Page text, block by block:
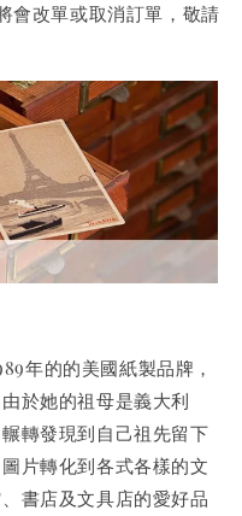
會改單或取消訂單，敬請
年的的美國紙製品牌，
於她的祖母是義大利
轉發現到自己祖先留下
片轉化到各式各樣的文
書店及文具店的愛好品